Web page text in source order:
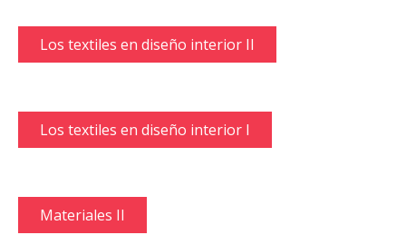
Los textiles en diseño interior II
Los textiles en diseño interior I
Materiales II